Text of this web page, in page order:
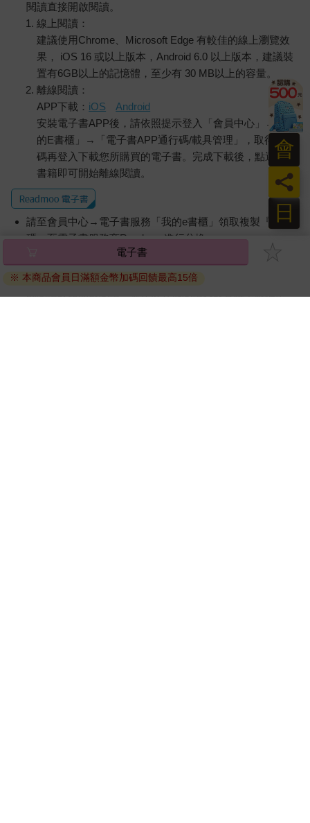
閱讀直接開啟閱讀。
線上閱讀：
建議使用Chrome、Microsoft Edge 有較佳的線上瀏覽效
果， iOS 16 或以上版本，Android 6.0 以上版本，建議裝
置有6GB以上的記憶體，至少有 30 MB以上的容量。
離線閱讀：
APP下載： iOS
Android
安裝電子書APP後，請依照提示登入「會員中心」→「我
的E書櫃」→「電子書APP通行碼/載具管理」，取得通行
碼再登入下載您所購買的電子書。完成下載後，點選任一
書籍即可開始離線閱讀。
請至會員中心→電子書服務「我的e書櫃」領取複製『兌換
碼』至電子書服務商Readmoo進行兌換。
因版權保護，您在金石堂所購買的電子書僅能以金石堂專屬
的閱讀軟體開啟閱讀，無法以其他閱讀器或直接下載檔案。
電子書
※ 本商品會員日滿額金幣加碼回饋最高15倍
日
員
會